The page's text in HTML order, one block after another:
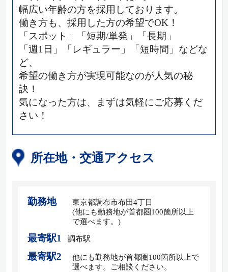
幅広い年齢の方を採用しております。
働き方も、採用した方の希望でOK！
「スポット」「短期/単発」「長期」
「週1日」「レギュラー」「短時間」などな
ど、
希望の働き方が実現可能なのが人気の秘
訣！
気になった方は、まずは気軽にご応募くだ
さい！
所在地・交通アクセス
勤務地
東京都調布市布田4丁目
(他にも勤務地が首都圏100箇所以上
で選べます。)
最寄駅1 調布駅
最寄駅2
他にも勤務地が首都圏100箇所以上で
選べます。ご相談ください。